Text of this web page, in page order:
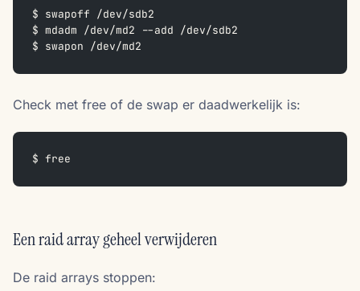
$ swapoff /dev/sdb2
$ mdadm /dev/md2 --add /dev/sdb2
$ swapon /dev/md2
Check met free of de swap er daadwerkelijk is:
$ free
Een raid array geheel verwijderen
De raid arrays stoppen: